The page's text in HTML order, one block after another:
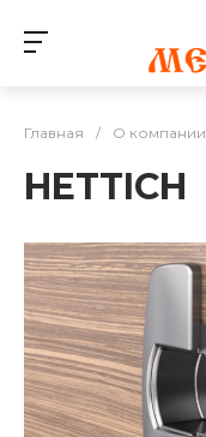
Главная / О компании
HETTICH